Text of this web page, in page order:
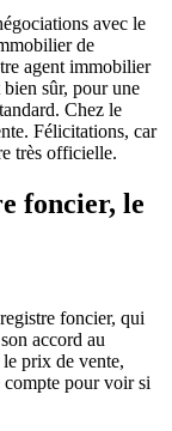
avec le
de
agent immobilier
sûr, pour une
Chez le
Félicitations, car
très officielle.
foncier, le
foncier, qui
accord au
prix de vente,
compte pour voir si